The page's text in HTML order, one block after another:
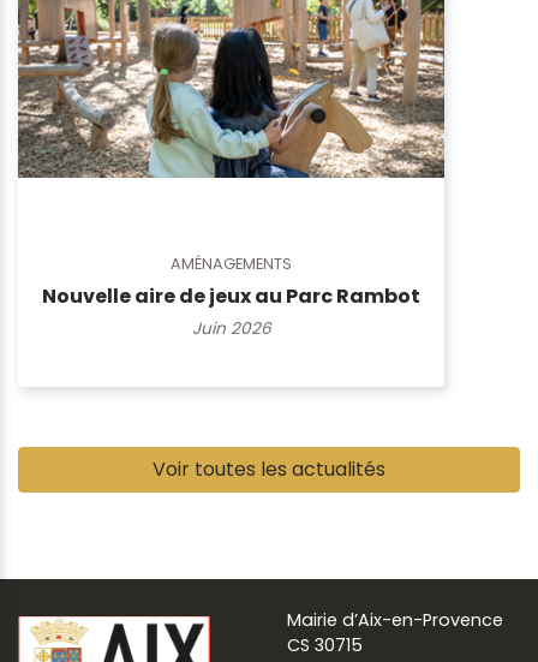
AMÉNAGEMENTS
Nouvelle aire de jeux au Parc Rambot
Juin 2026
Voir toutes les actualités
Mairie d’Aix-en-Provence
CS 30715